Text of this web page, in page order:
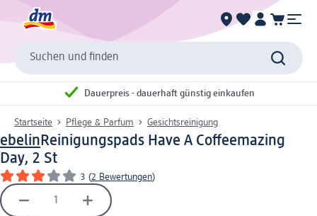
Suchen und finden
Dauerpreis - dauerhaft günstig einkaufen
Startseite Pflege & Parfum Gesichtsreinigung
ebelinReinigungspads Have A Coffeemazing
Day, 2 St
3 (2 Bewertungen)